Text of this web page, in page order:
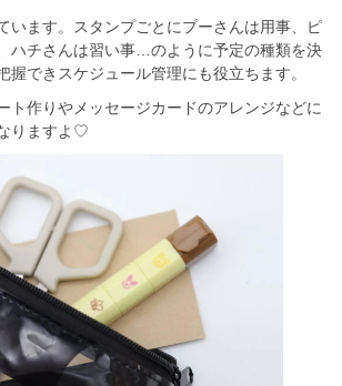
います。スタンプごとにプーさんは用事、ピ
ハチさんは習い事…のように予定の種類を決
握できスケジュール管理にも役立ちます。
ト作りやメッセージカードのアレンジなどに
りますよ♡